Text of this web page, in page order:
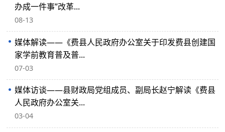
办成一件事”改革...
08-13
媒体解读——《费县人民政府办公室关于印发费县创建国
家学前教育普及普...
07-03
媒体访谈——县财政局党组成员、副局长赵宁解读《费县
人民政府办公室关...
03-04